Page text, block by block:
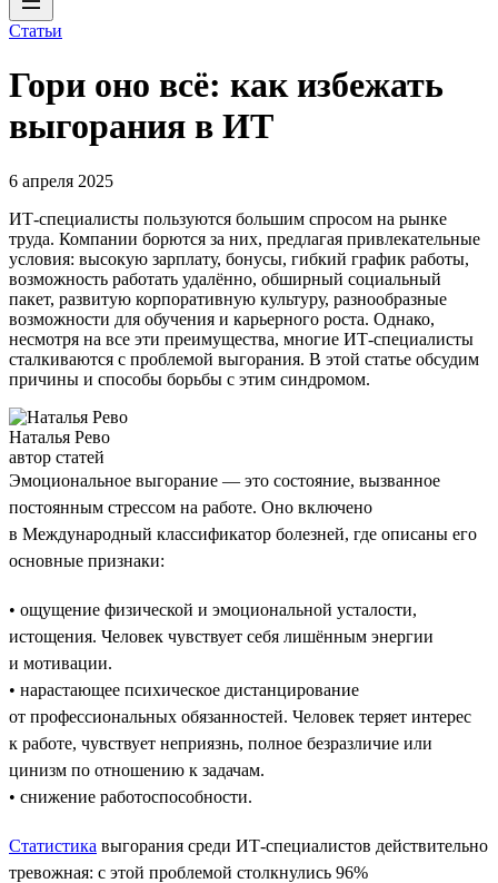
Статьи
Гори оно всё: как избежать
выгорания в ИТ
6 апреля 2025
ИТ-специалисты пользуются большим спросом на рынке
труда. Компании борются за них, предлагая привлекательные
условия: высокую зарплату, бонусы, гибкий график работы,
возможность работать удалённо, обширный социальный
пакет, развитую корпоративную культуру, разнообразные
возможности для обучения и карьерного роста. Однако,
несмотря на все эти преимущества, многие ИТ-специалисты
сталкиваются с проблемой выгорания. В этой статье обсудим
причины и способы борьбы с этим синдромом.
Наталья Рево
автор статей
Эмоциональное выгорание — это состояние, вызванное
постоянным стрессом на работе. Оно включено
в Международный классификатор болезней, где описаны его
основные признаки:
• ощущение физической и эмоциональной усталости,
истощения. Человек чувствует себя лишённым энергии
и мотивации.
• нарастающее психическое дистанцирование
от профессиональных обязанностей. Человек теряет интерес
к работе, чувствует неприязнь, полное безразличие или
цинизм по отношению к задачам.
• снижение работоспособности.
Статистика выгорания среди ИТ-специалистов действительно
тревожная: с этой проблемой столкнулись 96%